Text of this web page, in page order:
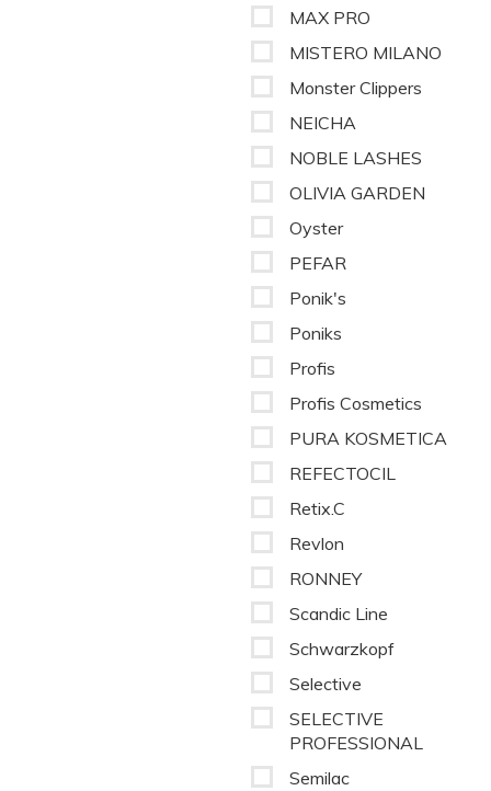
MAX PRO
MISTERO MILANO
Monster Clippers
NEICHA
NOBLE LASHES
OLIVIA GARDEN
Oyster
PEFAR
Ponik's
Poniks
Profis
Profis Cosmetics
PURA KOSMETICA
REFECTOCIL
Retix.C
Revlon
RONNEY
Scandic Line
Schwarzkopf
Selective
SELECTIVE
PROFESSIONAL
Semilac